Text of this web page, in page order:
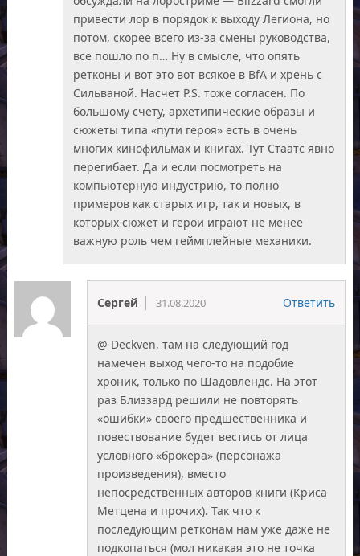
привести лор в порядок к выходу Легиона, но
потом, скорее всего из-за смены руководства,
все пошло по п… Ну в смысле, что опять
ретконы и вот это вот всякое в BfA и хрень с
Сильваной. Насчет P.S. тоже согласен. По
большому счету, архетипические образы и
сюжеты типа «пути героя» есть в очень
многих кинофильмах и книгах. Тут Стаатс явно
перегибает. Да и если посмотреть на
компьютерную индустрию, то полно
примеров как старых игр, так и новых, в
которых сюжет и герои играют не менее
важную роль чем геймплейные механики.
Сергей 31.08.2020 Ответить
@ Deckven, там на следующий год
намечен выход чего-то на подобие
хроник, только по Шадовлендс. На этот
раз Близзард решили не повторять
«ошибки» своего предшественника и
повествование будет вестись от лица
условного «брокера» (персонажа
произведения), вместо
непосредственных авторов книги (Криса
Метцена и прочих). Так что к
последующим ретконам нам уже даже не
подкопаться (мол никакая это не точка